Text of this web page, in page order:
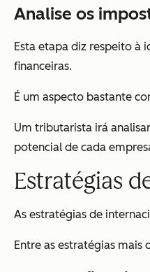
Analise os
Esta etapa diz respeito à
financeiras.
É um aspecto bastante
Um tributarista irá
potencial de cada
Estratégias
As estratégias de
Entre as estratégias mais